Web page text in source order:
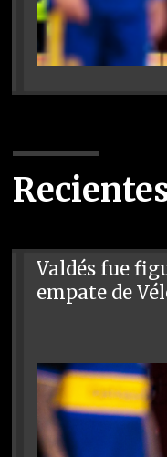
Valdés fue
empate de